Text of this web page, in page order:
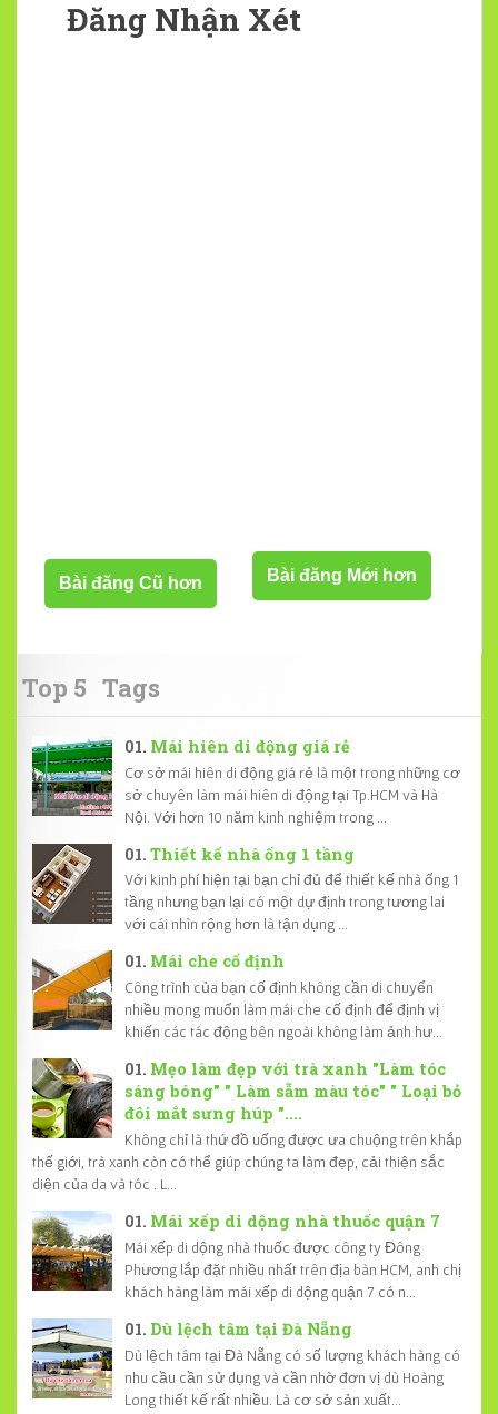
Đăng Nhận Xét
Bài đăng Mới hơn
Bài đăng Cũ hơn
Top 5 Tags
Mái hiên di động giá rẻ
Cơ sở mái hiên di động giá rẻ là một trong những cơ
sở chuyên làm mái hiên di động tại Tp.HCM và Hà
Nội. Với hơn 10 năm kinh nghiệm trong ...
Thiết kế nhà ống 1 tầng
Với kinh phí hiện tại bạn chỉ đủ để thiết kế nhà ống 1
tầng nhưng bạn lại có một dự định trong tương lai
với cái nhìn rộng hơn là tận dụng ...
Mái che cố định
Công trình của bạn cố định không cần di chuyển
nhiều mong muốn làm mái che cố định để định vị
khiến các tác động bên ngoài không làm ảnh hư...
Mẹo làm đẹp với trà xanh "Làm tóc
sáng bóng" " Làm sẫm màu tóc" " Loại bỏ
đôi mắt sưng húp "....
Không chỉ là thứ đồ uống được ưa chuộng trên khắp
thế giới, trà xanh còn có thể giúp chúng ta làm đẹp, cải thiện sắc
diện của da và tóc . L...
Mái xếp di dộng nhà thuốc quận 7
Mái xếp di dộng nhà thuốc được công ty Đông
Phương lắp đặt nhiều nhất trên địa bàn HCM, anh chị
khách hàng làm mái xếp di dộng quận 7 có n...
Dù lệch tâm tại Đà Nẵng
Dù lệch tâm tại Đà Nẵng có số lượng khách hàng có
nhu cầu cần sử dụng và cần nhờ đơn vị dù Hoàng
Long thiết kế rất nhiều. Là cơ sở sản xuất...